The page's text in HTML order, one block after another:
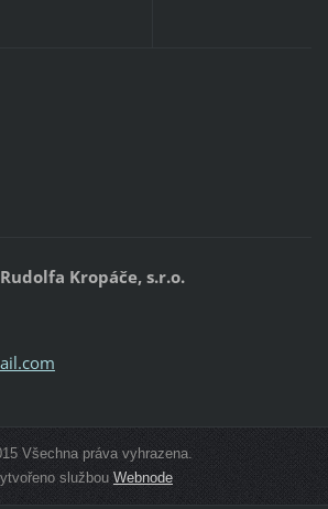
Kropáče, s.r.o.
Všechna práva vyhrazena.
službou Webnode